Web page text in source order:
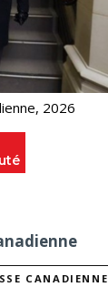
2026
CANADIENNE